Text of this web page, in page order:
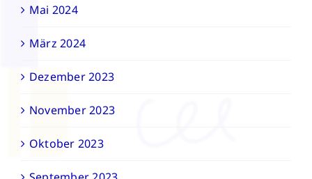
Mai 2024
März 2024
Dezember 2023
November 2023
Oktober 2023